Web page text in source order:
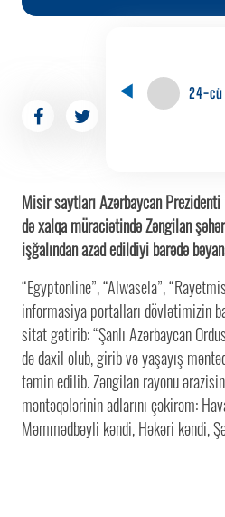
24-
Misir saytları Azərbaycan
də xalqa müraciətində Zəngilan
işğalından azad edildiyi barədə
“Egyptonline”, “Alwasela”,
informasiya portalları dövlətimizin
sitat gətirib: “Şanlı Azərbaycan
də daxil olub, girib və yaşayış
təmin edilib. Zəngilan rayonu
məntəqələrinin adlarını çəkirəm:
Məmmədbəyli kəndi, Həkəri kəndi,